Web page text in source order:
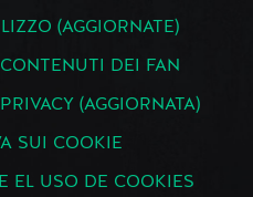
(AGGIORNATE)
DEI FAN
(AGGIORNATA)
SUI COOKIE
EL USO DE COOKIES